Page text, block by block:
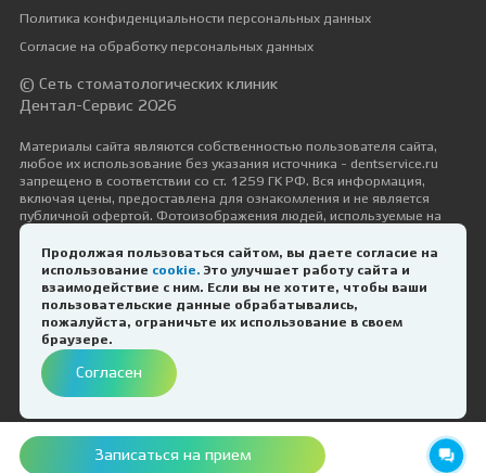
Записаться на прием
Продолжая пользоваться сайтом, вы даете согласие на
использование cookie. Это улучшает работу сайта и
взаимодействие с ним. Если вы не хотите, чтобы ваши
пользовательские данные обрабатывались,
пожалуйста, ограничьте их использование в своем
браузере.
Согласен
Политика конфиденциальности персональных данных
Согласие на обработку персональных данных
© Сеть стоматологических клиник
Дентал-Сервис 2026
Материалы сайта являются собственностью пользователя сайта,
любое их использование без указания источника - dentservice.ru
запрещено в соответствии со ст. 1259 ГК РФ. Вся информация,
включая цены, предоставлена для ознакомления и не является
публичной офертой. Фотоизображения людей, используемые на
сайте, размещены исключительно с их согласия в рамках трудовых и
гражданско-правовых отношений с ними.
Дизайн и разработка — Космос-Веб
ИМЕЮТСЯ ПРОТИВОПОКАЗАНИЯ.
НЕОБХОДИМА КОНСУЛЬТАЦИЯ
СПЕЦИАЛИСТА